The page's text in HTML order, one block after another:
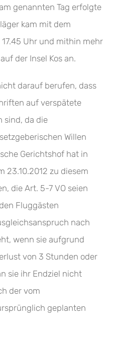
genannten Tag erfolgte
kam mit dem
Uhr und mithin mehr
der Insel Kos an.
darauf berufen, dass
auf verspätete
sind, da die
Willen
Gerichtshof hat in
23.10.2012 zu diesem
die Art. 5-7 VO seien
Fluggästen
nach
wenn sie aufgrund
von 3 Stunden oder
sie ihr Endziel nicht
der vom
geplanten